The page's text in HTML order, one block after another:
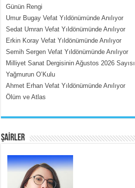
MEHMET ÇOBAN
İçerdeki Put Dışardaki Maskeler...
Günün Rengi
Umur Bugay Vefat Yıldönümünde Anılıyor
Sedat Umran Vefat Yıldönümünde Anılıyor
Erkin Koray Vefat Yıldönümünde Anılıyor
Semih Sergen Vefat Yıldönümünde Anılıyor
Milliyet Sanat Dergisinin Ağustos 2026 Sayısı
Yağmurun O’Kulu
Ahmet Erhan Vefat Yıldönümünde Anılıyor
Ölüm ve Atlas
ŞAİRLER